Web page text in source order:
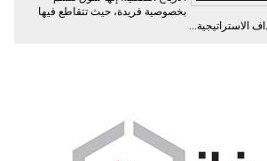
بخصوصية فريدة، حيث تتقاطع فيها
الاستراتيجية...